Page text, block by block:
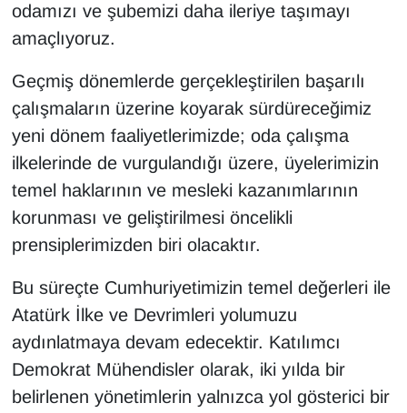
odamızı ve şubemizi daha ileriye taşımayı
amaçlıyoruz.
Geçmiş dönemlerde gerçekleştirilen başarılı
çalışmaların üzerine koyarak sürdüreceğimiz
yeni dönem faaliyetlerimizde; oda çalışma
ilkelerinde de vurgulandığı üzere, üyelerimizin
temel haklarının ve mesleki kazanımlarının
korunması ve geliştirilmesi öncelikli
prensiplerimizden biri olacaktır.
Bu süreçte Cumhuriyetimizin temel değerleri ile
Atatürk İlke ve Devrimleri yolumuzu
aydınlatmaya devam edecektir. Katılımcı
Demokrat Mühendisler olarak, iki yılda bir
belirlenen yönetimlerin yalnızca yol gösterici bir